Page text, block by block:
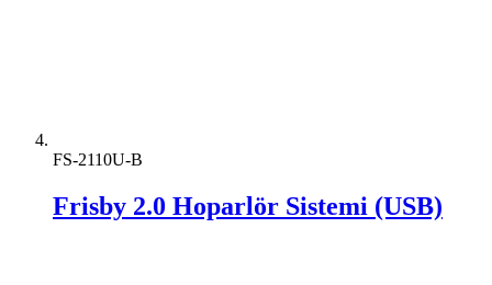
FS-2110U-B
Frisby 2.0 Hoparlör Sistemi (USB)